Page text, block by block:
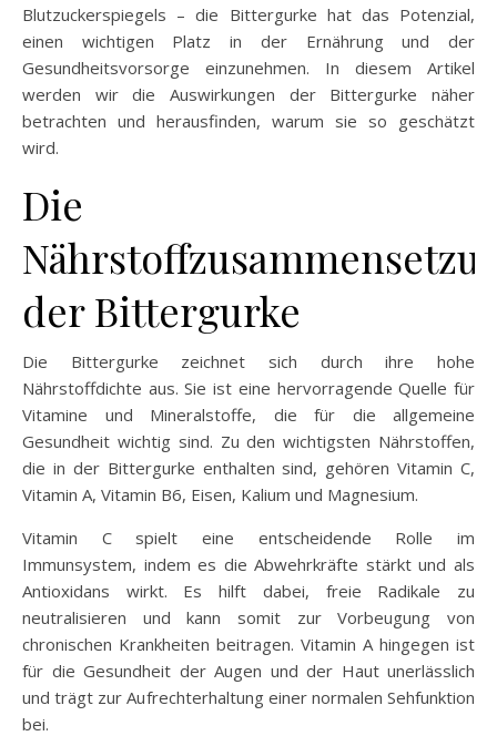
Blutzuckerspiegels – die Bittergurke hat das Potenzial,
einen wichtigen Platz in der Ernährung und der
Gesundheitsvorsorge einzunehmen. In diesem Artikel
werden wir die Auswirkungen der Bittergurke näher
betrachten und herausfinden, warum sie so geschätzt
wird.
Die
der Bittergurke
Die Bittergurke zeichnet sich durch ihre hohe
Nährstoffdichte aus. Sie ist eine hervorragende Quelle für
Vitamine und Mineralstoffe, die für die allgemeine
Gesundheit wichtig sind. Zu den wichtigsten Nährstoffen,
die in der Bittergurke enthalten sind, gehören Vitamin C,
Vitamin A, Vitamin B6, Eisen, Kalium und Magnesium.
Vitamin C spielt eine entscheidende Rolle im
Immunsystem, indem es die Abwehrkräfte stärkt und als
Antioxidans wirkt. Es hilft dabei, freie Radikale zu
neutralisieren und kann somit zur Vorbeugung von
chronischen Krankheiten beitragen. Vitamin A hingegen ist
für die Gesundheit der Augen und der Haut unerlässlich
und trägt zur Aufrechterhaltung einer normalen Sehfunktion
bei.